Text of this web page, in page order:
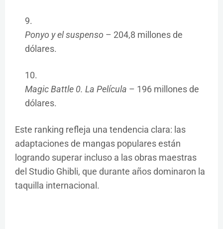
Ponyo y el suspenso – 204,8 millones de
dólares.
Magic Battle 0. La Película – 196 millones de
dólares.
Este ranking refleja una tendencia clara: las
adaptaciones de mangas populares están
logrando superar incluso a las obras maestras
del Studio Ghibli, que durante años dominaron la
taquilla internacional.